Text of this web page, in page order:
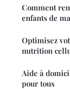
Comment
enfants de
Optimisez
nutrition
Aide à
pour tous